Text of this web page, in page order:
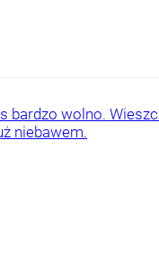
bardzo wolno.
niebawem.